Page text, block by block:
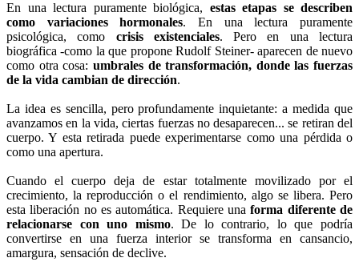
En una lectura puramente biológica, estas etapas se describen
como variaciones hormonales. En una lectura puramente
psicológica, como crisis existenciales. Pero en una lectura
biográfica -como la que propone Rudolf Steiner- aparecen de nuevo
como otra cosa: umbrales de transformación, donde las fuerzas
de la vida cambian de dirección.
La idea es sencilla, pero profundamente inquietante: a medida que
avanzamos en la vida, ciertas fuerzas no desaparecen... se retiran del
cuerpo. Y esta retirada puede experimentarse como una pérdida o
como una apertura.
Cuando el cuerpo deja de estar totalmente movilizado por el
crecimiento, la reproducción o el rendimiento, algo se libera. Pero
esta liberación no es automática. Requiere unaforma diferente de
relacionarse con uno mismo. De lo contrario, lo que podría
convertirse en una fuerza interior se transforma en cansancio,
amargura, sensación de declive.